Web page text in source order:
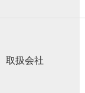
取扱会社